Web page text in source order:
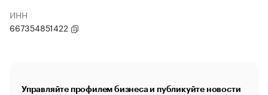
ИНН
667354851422
Управляйте профилем бизнеса и публикуйте новости